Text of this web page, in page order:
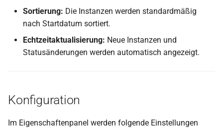
Template erstellen
PDF-Dateien
zusammenführen
Sortierung: Die Instanzen werden standardmäßig
nach Startdatum sortiert.
Echtzeitaktualisierung: Neue Instanzen und
Statusänderungen werden automatisch angezeigt.
Konfiguration
Im Eigenschaftenpanel werden folgende Einstellungen